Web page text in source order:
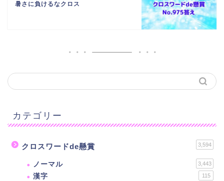
暑さに負けるなクロス
カテゴリー
クロスワードde懸賞 3,594
ノーマル 3,443
漢字 115